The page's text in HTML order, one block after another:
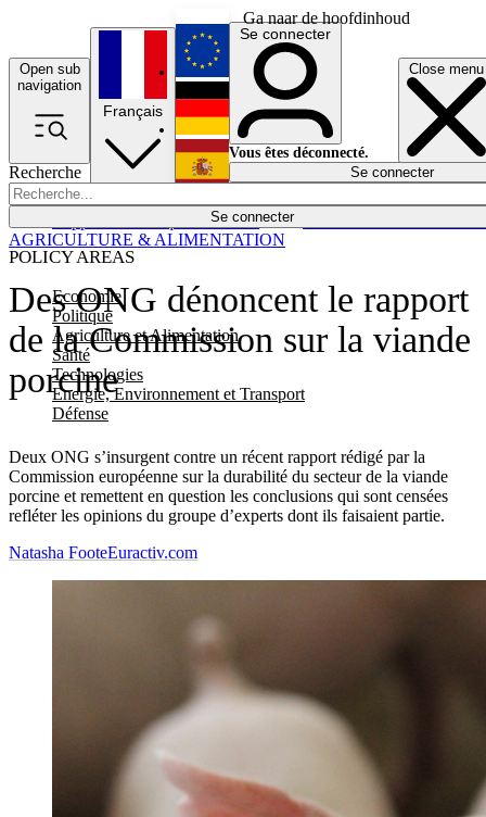
Ga naar de hoofdinhoud
Open sub
navigation
Close menu
Recherche
Se connecter
POLICY AREAS
Economie
Politique
Agriculture et Alimentation
Santé
Technologies
Energie, Environnement et Transport
Défense
Économie
Français
English
Deutsch
Español
Se connecter
Vous êtes déconnecté.
Se connecter
Des ONG dénoncent le rapport
de la Commission sur la viande
porcine
Deux ONG s’insurgent contre un récent rapport rédigé par la
Commission européenne sur la durabilité du secteur de la viande
porcine et remettent en question les conclusions qui sont censées
refléter les opinions du groupe d’experts dont ils faisaient partie.
AGRICULTURE & ALIMENTATION
Natasha FooteEuractiv.com